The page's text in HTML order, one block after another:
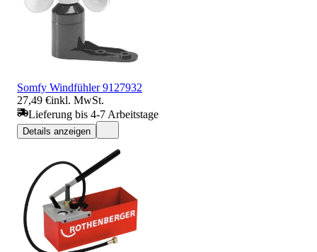
Somfy Windfühler 9127932
27,49 €inkl. MwSt.
Lieferung bis 4-7 Arbeitstage
Details anzeigen